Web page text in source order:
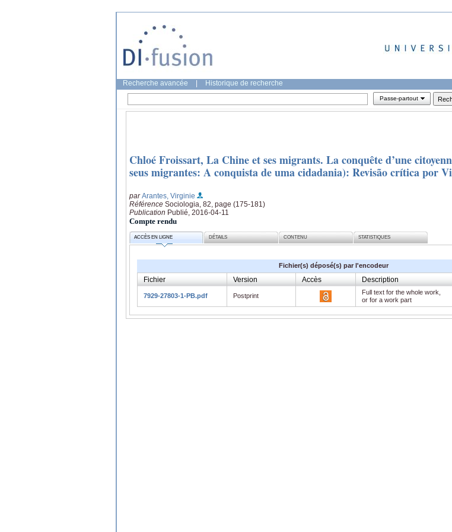
Recherche avancée Historique de recherche
Passe-partout
Chloé Froissart, La Chine et ses migrants. La conquête d’une
seus migrantes: A conquista de uma cidadania): Revisão crítica por
parArantes, Virginie
Référence Sociologia, 82, page (175-181)
Publication Publié, 2016-04-11
Compte rendu
ACCÈS EN LIGNE DÉTAILS CONTENU STATISTIQUES
Fichier(s) déposé(s) par l'encodeur
Fichier Version Accès Description
7929-27803-1-PB.pdf Postprint
Full text for the whole work,
or for a work part